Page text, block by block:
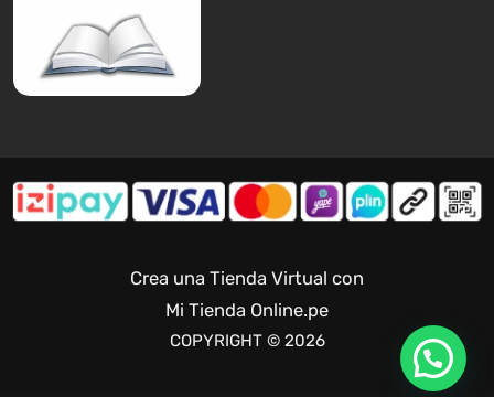
Crea una Tienda Virtual con
Mi Tienda Online.pe
COPYRIGHT © 2026